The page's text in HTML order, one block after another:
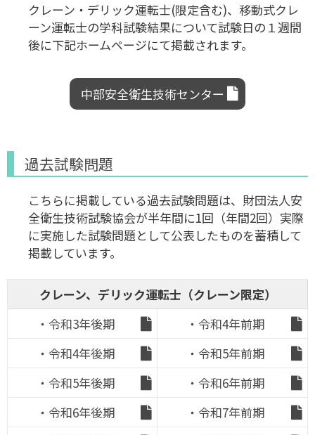
クレーン・デリック運転士(限定含む)、移動式クレ
ーン運転士の学科試験結果について試験日の１週間
後に下記ホームページにて掲載されます。
中部安全衛生技術センター
過去試験問題
こちらに掲載している過去試験問題は、財団法人安
全衛生技術試験協会が半年間に1回（年間2回）実際
に実施した試験問題として公表したものを蓄積して
掲載しています。
クレーン、デリック運転士（クレーン限定）
・令和3年後期
・令和4年前期
・令和4年後期
・令和5年前期
・令和5年後期
・令和6年前期
・令和6年後期
・令和7年前期